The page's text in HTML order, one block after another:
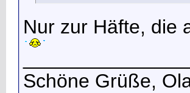
Nur zur Häfte, die
Schöne Grüße,